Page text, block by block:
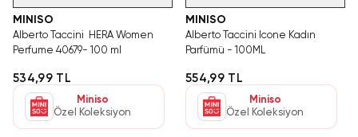
MINISO
Alberto Taccini HERA Women
Perfume 40679- 100 ml
534,99 TL
Miniso
Özel Koleksiyon
MINISO
Alberto Taccini Icone Kadın
Parfümü - 100ML
554,99 TL
Miniso
Özel Koleksiyon